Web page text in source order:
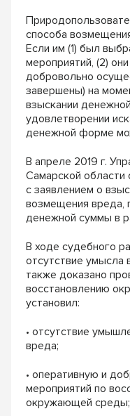
способа
Если им (1) был
мероприятий, (2)
добровольно
завершены) на
взыскании
удовлетворении
денежной форме
В апреле 2019 г.
Самарской области
с заявлением о
возмещения вреда,
денежной суммы в
В ходе судебного
отсутствие умысла
также доказано
восстановлению
установил:
• отсутствие
вреда;
• оперативную и
мероприятий по
окружающей среды;